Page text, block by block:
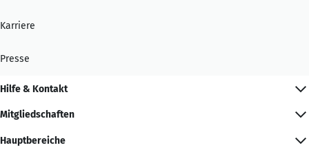
Karriere
Presse
Hilfe & Kontakt
Mitgliedschaften
Hauptbereiche